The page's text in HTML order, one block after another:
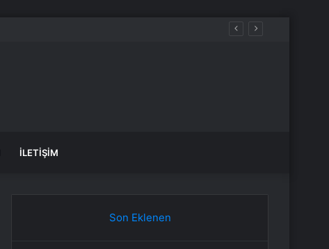
İLETIŞIM
Son Eklenen